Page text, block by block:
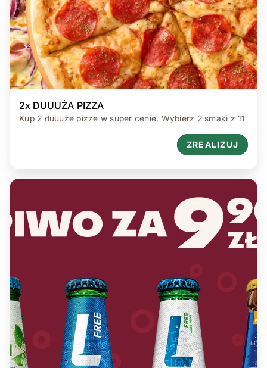
2x DUUUŻA PIZZA
Kup 2 duuuże pizze w super cenie. Wybierz 2 smaki z 11
ZREALIZUJ